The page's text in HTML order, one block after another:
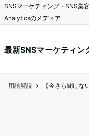
SNSマーケティング・SNS集
Analyticsのメディア
最新SNSマーケティ
用語解説 【今さら聞けな